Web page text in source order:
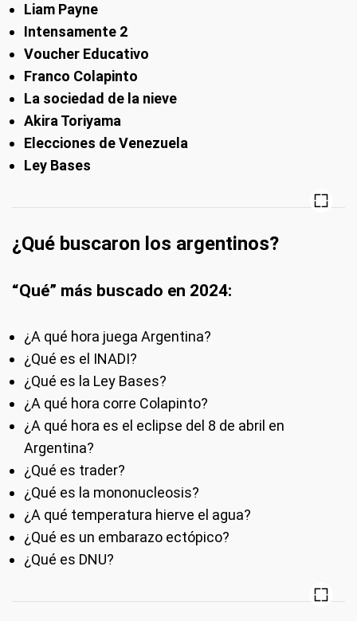
Liam Payne
Intensamente 2
Voucher Educativo
Franco Colapinto
La sociedad de la nieve
Akira Toriyama
Elecciones de Venezuela
Ley Bases
¿Qué buscaron los argentinos?
“Qué” más buscado en 2024:
¿A qué hora juega Argentina?
¿Qué es el INADI?
¿Qué es la Ley Bases?
¿A qué hora corre Colapinto?
¿A qué hora es el eclipse del 8 de abril en
Argentina?
¿Qué es trader?
¿Qué es la mononucleosis?
¿A qué temperatura hierve el agua?
¿Qué es un embarazo ectópico?
¿Qué es DNU?